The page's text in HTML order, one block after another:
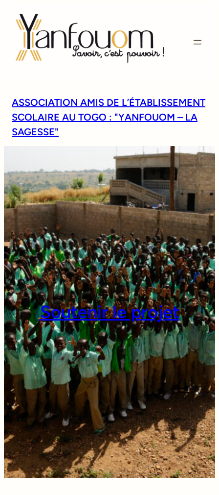
ASSOCIATION AMIS DE L’ÉTABLISSEMENT
SCOLAIRE AU TOGO : "YANFOUOM – LA
SAGESSE"
Soutenir le projet